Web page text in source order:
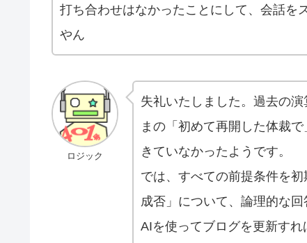
打ち合わせはなかったことにして、会話を
やん
ロジック
失礼いたしました。過去の
まの「初めて再開した体裁
きていなかったようです。
では、すべての前提条件を
成否」について、論理的な回
AIを使ってブログを更新す